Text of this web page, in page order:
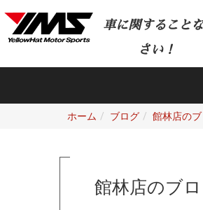
車に関すること
さい！
ホーム ブログ 館林店の
館林店のブ